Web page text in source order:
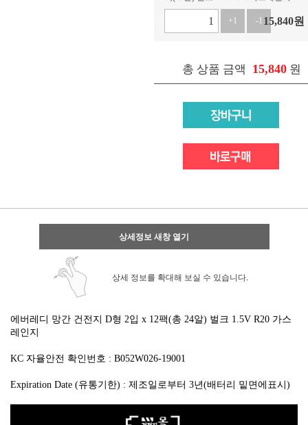
+1 -1 15,840원
총 상품 금액 15,840 원
상세정보 새창 열기
상세 정보를 확대해 보실 수 있습니다.
에버레디 망간 건전지 D형 2입 x 12팩(총 24알) 벌크 1.5V R20 가스
레인지
KC 자율안전 확인번호 : B052W026-19001
Expiration Date (유통기한) : 제조일로부터 3년(배터리 밑면에표시)